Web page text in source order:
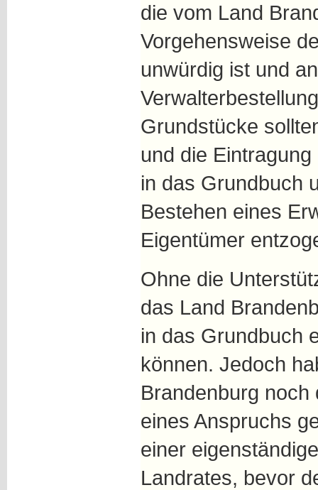
die vom Land
Vorgehensweise
unwürdig ist und
Grundstücke
und die
in das Grundbuch
Bestehen eines
Eigentümer
Ohne die
das Land
in das Grundbuch
können. Jedoch
Brandenburg
eines Anspruchs
einer
Landrates, bevor